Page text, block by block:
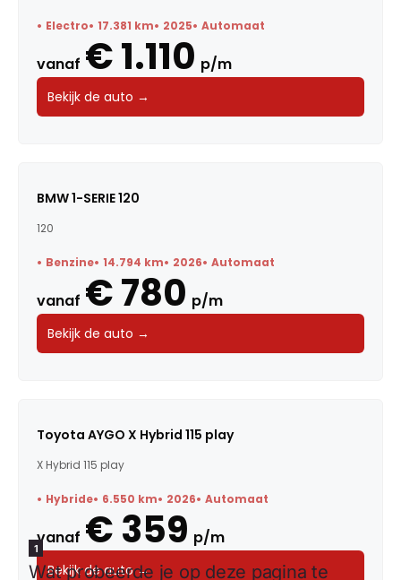
Electro 17.381 km 2025 Automaat
vanaf € 1.110 p/m
Bekijk de auto →
BMW 1-SERIE 120
120
Benzine 14.794 km 2026 Automaat
vanaf € 780 p/m
Bekijk de auto →
Toyota AYGO X Hybrid 115 play
X Hybrid 115 play
Hybride 6.550 km 2026 Automaat
vanaf € 359 p/m
Bekijk de auto →